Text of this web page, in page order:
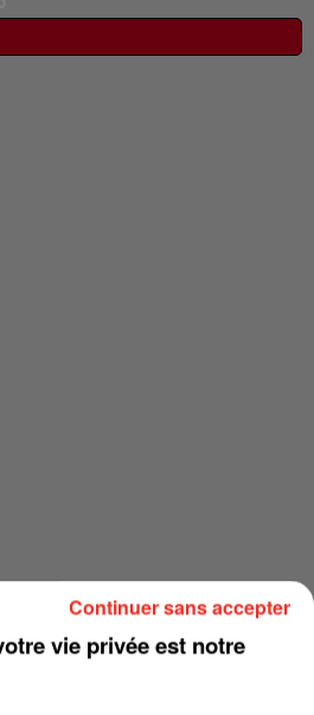
vie privée est notre
Continuer sans accepter